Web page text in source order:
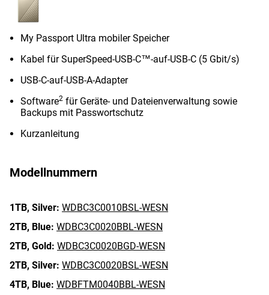
My Passport Ultra mobiler Speicher
Kabel für SuperSpeed-USB-C™-auf-USB-C (5 Gbit/s)
USB-C-auf-USB-A-Adapter
Software2 für Geräte- und Dateienverwaltung sowie
Backups mit Passwortschutz
Kurzanleitung
Modellnummern
1TB, Silver: WDBC3C0010BSL-WESN
2TB, Blue: WDBC3C0020BBL-WESN
2TB, Gold: WDBC3C0020BGD-WESN
2TB, Silver: WDBC3C0020BSL-WESN
4TB, Blue: WDBFTM0040BBL-WESN